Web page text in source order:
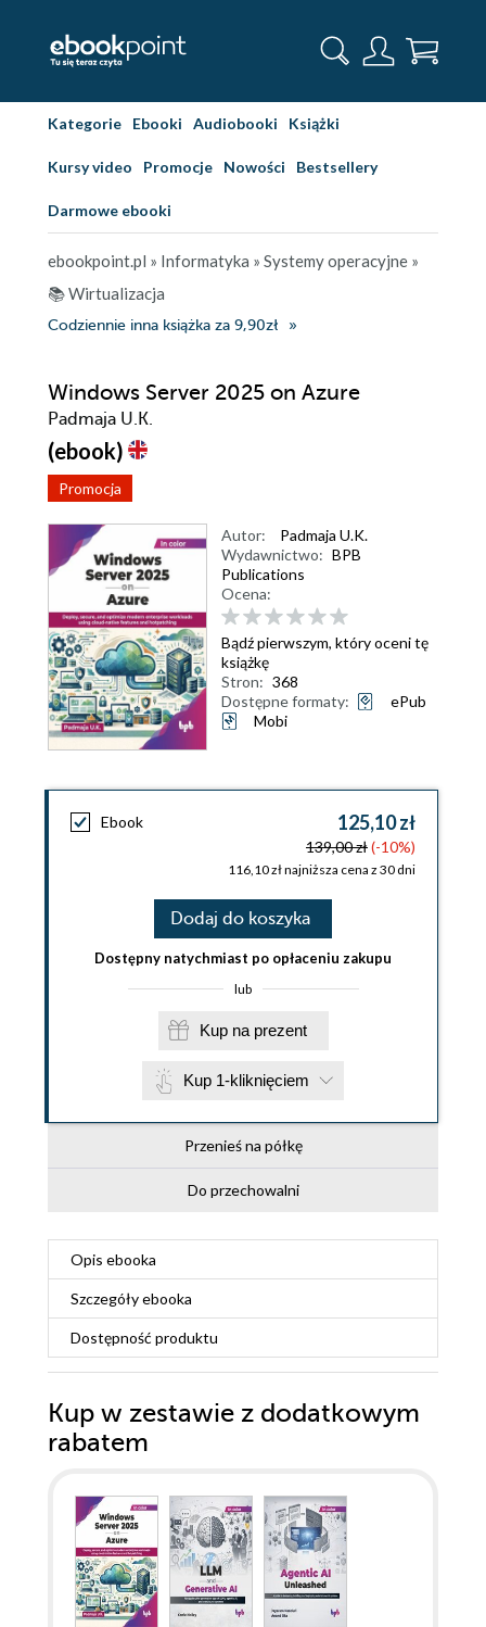
Kategorie Ebooki Audiobooki Książki
Kursy video Promocje Nowości Bestsellery
Darmowe ebooki
ebookpoint.pl » Informatyka » Systemy operacyjne »
📚 Wirtualizacja
Codziennie inna książka za 9,90zł
Windows Server 2025 on Azure
Padmaja U.K.
(ebook)
Promocja
Autor:
Padmaja U.K.
Wydawnictwo: BPB
Publications
Ocena:
Bądź pierwszym, który oceni tę
książkę
Stron: 368
Dostępne formaty:
ePub
Mobi
Ebook 125,10 zł
139,00 zł(-10%)
116,10 zł najniższa cena z 30 dni
Dodaj do koszyka
Dostępny natychmiast po opłaceniu zakupu
lub
Kup na prezent
Kup 1-kliknięciem
Przenieś na półkę
Do przechowalni
Opis ebooka
Szczegółyebooka
Dostępność produktu
Kup w zestawie z dodatkowym
rabatem